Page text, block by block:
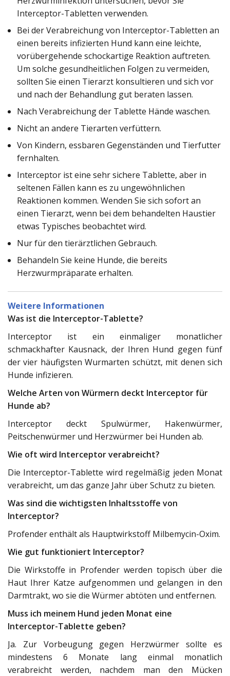
Interceptor-Tabletten verwenden.
Bei der Verabreichung von Interceptor-Tabletten an
einen bereits infizierten Hund kann eine leichte,
vorübergehende schockartige Reaktion auftreten.
Um solche gesundheitlichen Folgen zu vermeiden,
sollten Sie einen Tierarzt konsultieren und sich vor
und nach der Behandlung gut beraten lassen.
Nach Verabreichung der Tablette Hände waschen.
Nicht an andere Tierarten verfüttern.
Von Kindern, essbaren Gegenständen und Tierfutter
fernhalten.
Interceptor ist eine sehr sichere Tablette, aber in
seltenen Fällen kann es zu ungewöhnlichen
Reaktionen kommen. Wenden Sie sich sofort an
einen Tierarzt, wenn bei dem behandelten Haustier
etwas Typisches beobachtet wird.
Nur für den tierärztlichen Gebrauch.
Behandeln Sie keine Hunde, die bereits
Herzwurmpräparate erhalten.
Weitere Informationen
Was ist die Interceptor-Tablette?
Interceptor ist ein einmaliger monatlicher
schmackhafter Kausnack, der Ihren Hund gegen fünf
der vier häufigsten Wurmarten schützt, mit denen sich
Hunde infizieren.
Welche Arten von Würmern deckt Interceptor für
Hunde ab?
Interceptor deckt Spulwürmer, Hakenwürmer,
Peitschenwürmer und Herzwürmer bei Hunden ab.
Wie oft wird Interceptor verabreicht?
Die Interceptor-Tablette wird regelmäßig jeden Monat
verabreicht, um das ganze Jahr über Schutz zu bieten.
Was sind die wichtigsten Inhaltsstoffe von
Interceptor?
Profender enthält als Hauptwirkstoff Milbemycin-Oxim.
Wie gut funktioniert Interceptor?
Die Wirkstoffe in Profender werden topisch über die
Haut Ihrer Katze aufgenommen und gelangen in den
Darmtrakt, wo sie die Würmer abtöten und entfernen.
Muss ich meinem Hund jeden Monat eine
Interceptor-Tablette geben?
Ja. Zur Vorbeugung gegen Herzwürmer sollte es
mindestens 6 Monate lang einmal monatlich
verabreicht werden, nachdem man den Mücken